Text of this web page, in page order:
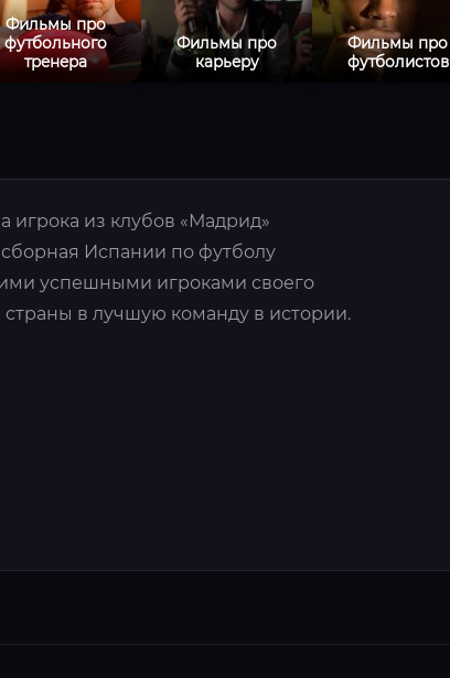
Фильмы про
футбольного
тренера
Фильмы про
карьеру
Фильмы про
футболистов
игрока из клубов «Мадрид»
Испании по футболу
успешными игроками своего
в лучшую команду в истории.